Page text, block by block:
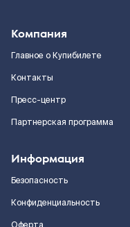
Компания
Главное о Купибилете
Контакты
Пресс-центр
Партнерская программа
Информация
Безопасность
Конфиденциальность